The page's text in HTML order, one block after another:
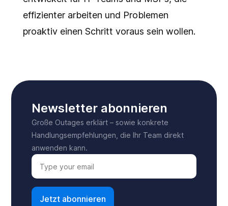
effizienter arbeiten und Problemen
proaktiv einen Schritt voraus sein wollen.
Newsletter abonnieren
Große Outages erklärt – sowie konkrete
Handlungsempfehlungen, die Ihr Team direkt
anwenden kann.